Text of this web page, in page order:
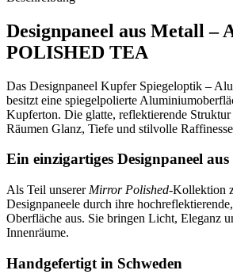
Designpaneel aus Metall –
POLISHED TEA
Das Designpaneel Kupfer Spiegeloptik –
besitzt eine spiegelpolierte
Kupferton. Die glatte, reflektierende
Räumen Glanz, Tiefe und stilvolle
Ein einzigartiges Designpaneel
Als Teil unserer Mirror Polished-Kollektion
Designpaneele durch ihre
Oberfläche aus. Sie bringen Licht, Eleganz
Innenräume.
Handgefertigt in Schweden